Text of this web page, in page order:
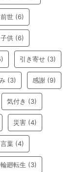
前世 (6)
子供 (6)
引き寄せ (3)
(3) 感謝 (9)
気付き (3)
災害 (4)
言葉 (4)
輪廻転生 (3)